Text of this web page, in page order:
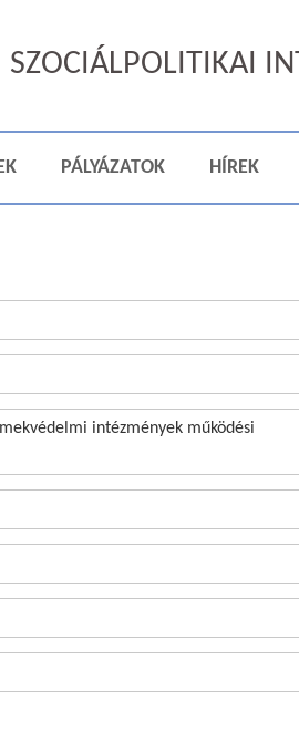
PÁLYÁZATOK HÍREK
intézmények működési